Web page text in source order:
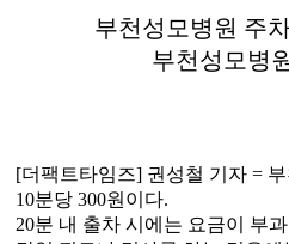
부천성모병원 주
부천성모병
[더팩트타임즈] 권성철 기자 =
10분당 300원이다.
20분 내 출차 시에는 요금이 부